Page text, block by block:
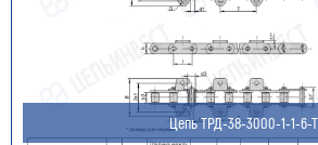
Цепь ТРД-38-3000-1-1-6-Т
Как к Вам обращаться
Компания